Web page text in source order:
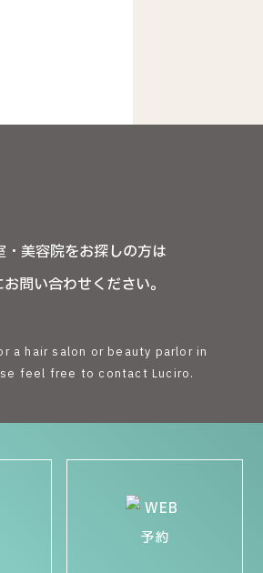
美容院をお探しの方は
問い合わせください。
a hair salon or beauty parlor in
feel free to contact Luciro.